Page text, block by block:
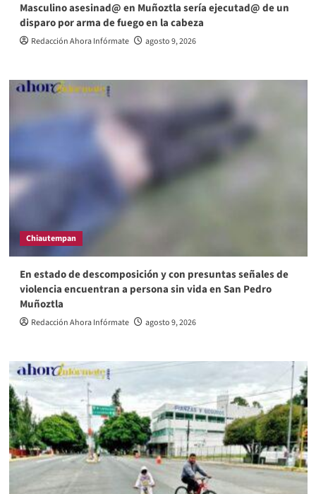
Masculino asesinad@ en Muñoztla sería ejecutad@ de un
disparo por arma de fuego en la cabeza
Redacción Ahora Infórmate agosto 9, 2026
Chiautempan
En estado de descomposición y con presuntas señales de
violencia encuentran a persona sin vida en San Pedro
Muñoztla
Redacción Ahora Infórmate agosto 9, 2026